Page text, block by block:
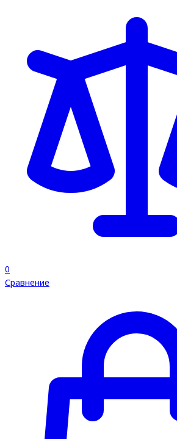
0
Сравнение